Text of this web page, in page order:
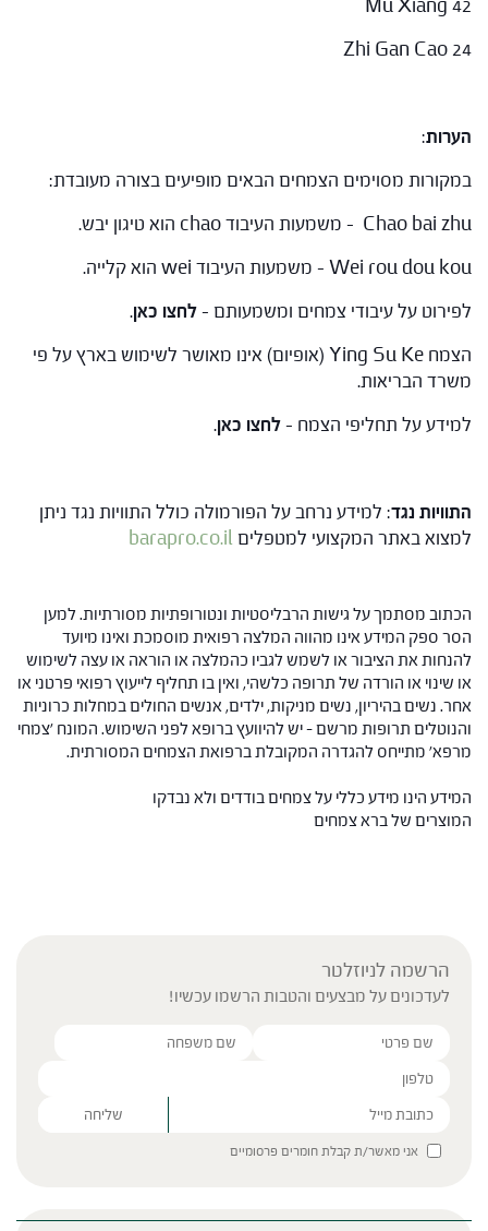
Mu Xiang 42
Zhi Gan Cao 24
הערות:
במקורות מסוימים הצמחים הבאים מופיעים בצורה מעובדת:
Chao bai zhu – משמעות העיבוד chao הוא טיגון יבש.
Wei rou dou kou – משמעות העיבוד wei הוא קלייה.
לפירוט על עיבודי צמחים ומשמעותם –לחצו כאן.
הצמח Ying Su Ke (אופיום) אינו מאושר לשימוש בארץ על פי
משרד הבריאות.
למידע על תחליפי הצמח –לחצו כאן.
התוויות נגד: למידע נרחב על הפורמולה כולל התוויות נגד ניתן
למצוא באתר המקצועי למטפליםbarapro.co.il
הכתוב מסתמך על גישות הרבליסטיות ונטורופתיות מסורתיות. למען
הסר ספק המידע אינו מהווה המלצה רפואית מוסמכת ואינו מיועד
להנחות את הציבור או לשמש לגביו כהמלצה או הוראה או עצה לשימוש
או שינוי או הורדה של תרופה כלשהי, ואין בו תחליף לייעוץ רפואי פרטני או
אחר. נשים בהיריון, נשים מניקות, ילדים, אנשים החולים במחלות כרוניות
והנוטלים תרופות מרשם – יש להיוועץ ברופא לפני השימוש. המונח 'צמחי
מרפא' מתייחס להגדרה המקובלת ברפואת הצמחים המסורתית.
המידע הינו מידע כללי על צמחים בודדים ולא נבדקו
המוצרים של ברא צמחים
הרשמה לניוזלטר
לעדכונים על מבצעים והטבות הרשמו עכשיו!
Please leave this field empty.
אני מאשר/ת קבלת חומרים פרסומיים